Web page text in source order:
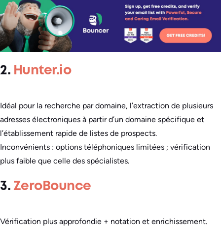
2. Hunter.io
Idéal pour la recherche par domaine, l’extraction de plusieurs
adresses électroniques à partir d’un domaine spécifique et
l’établissement rapide de listes de prospects.
Inconvénients : options téléphoniques limitées ; vérification
plus faible que celle des spécialistes.
3. ZeroBounce
Vérification plus approfondie + notation et enrichissement.